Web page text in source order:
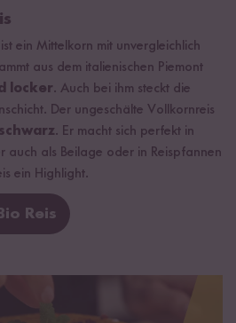
ein Mittelkorn mit unvergleichlich
aus dem italienischen Piemont
locker. Auch bei ihm steckt die
Der ungeschälte Vollkornreis
. Er macht sich perfekt in
als Beilage oder in Reispfannen
ein Highlight.
Reis